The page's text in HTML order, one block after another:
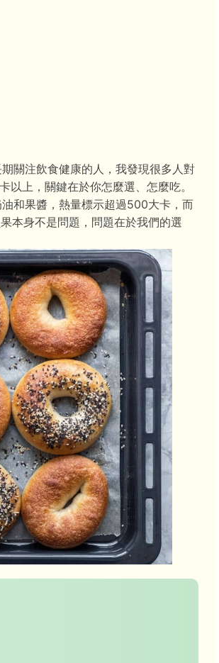
關注飲食健康的人，我發現很多人對
上，關鍵在於你怎麼選、怎麼吃。
和果醬，熱量標示超過500大卡，而
本身不是問題，問題在於我們的選